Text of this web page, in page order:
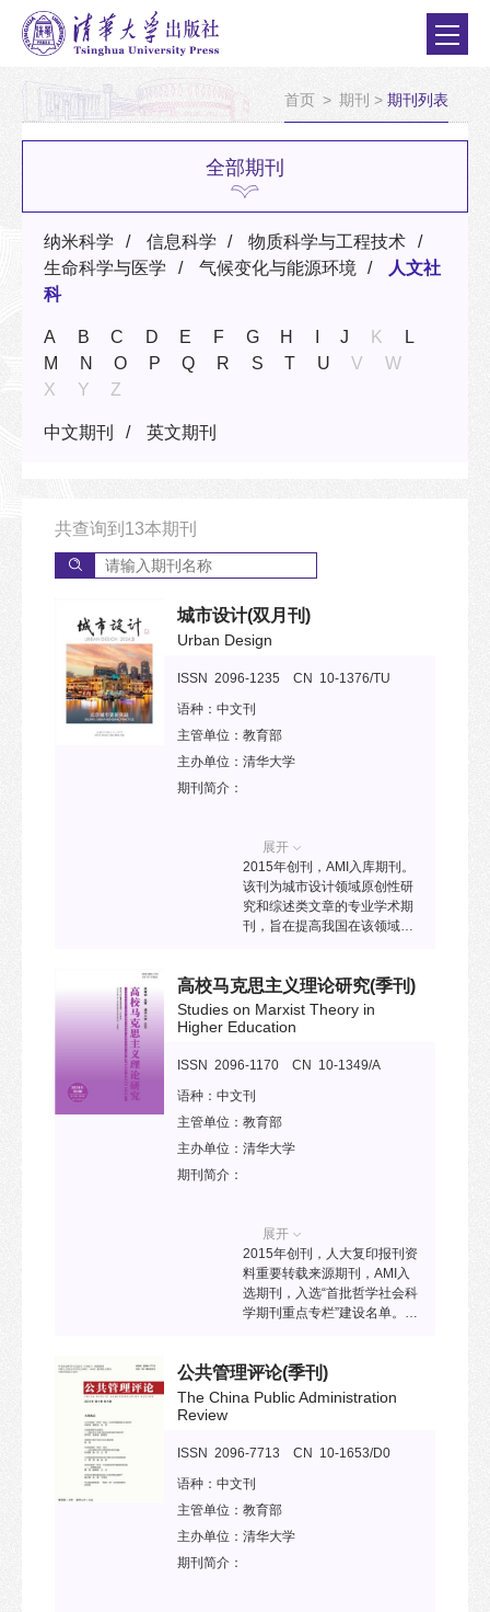
首页 > 期刊 > 期刊列表
全部期刊
纳米科学 信息科学
物质科学与工程技术
生命科学与医学
气候变化与能源环境
人文社
科
A B C D E F G H J K
L
M
N O P Q R S T U V
W
X
Y Z
中文期刊 英文期刊
共查询到 13本期刊
城市设计(双月刊)
Urban Design
ISSN 2096-1235 CN 10-1376/TU
语种： 中文刊
主管单位： 教育部
主办单位： 清华大学
期刊简介：
展开
2015年创刊，AMI入库期刊。
该刊为城市设计领域原创性研
究和综述类文章的专业学术期
刊，旨在提高我国在该领域的
设和创作实践提供有力支持，
并为系统和深入地探讨世界范
围内城市设计领域的前沿议题
高校马克思主义理论研究(季刊)
Studies on Marxist Theory in
Higher Education
ISSN 2096-1170 CN 10-1349/A
语种： 中文刊
主管单位： 教育部
主办单位： 清华大学
期刊简介：
展开
2015年创刊，人大复印报刊资
料重要转载来源期刊，AMI入
选期刊，入选“首批哲学社会科
学期刊重点专栏”建设名单。该
旨，服务于高校马克思主义理
论研究、马克思主义理论学科
克思主义理论研究的学术成
高质量发展。
公共管理评论(季刊)
The China Public Administration
Review
ISSN 2096-7713 CN 10-1653/D0
语种： 中文刊
主管单位： 教育部
主办单位： 清华大学
期刊简介：